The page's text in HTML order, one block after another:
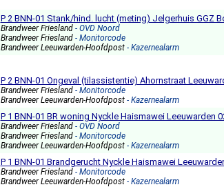
P 2 BNN-01 Stank/hind. lucht (meting) Jelgerhuis GGZ
Brandweer Friesland - OVD Noord
Brandweer Friesland - Monitorcode
Brandweer Leeuwarden-Hoofdpost - Kazernealarm
P 2 BNN-01 Ongeval (tilassistentie) Ahornstraat
Brandweer Friesland - Monitorcode
Brandweer Leeuwarden-Hoofdpost - Kazernealarm
P 1 BNN-01 BR woning Nyckle Haismawei Leeuwarden
Brandweer Friesland - OVD Noord
Brandweer Friesland - Monitorcode
Brandweer Leeuwarden-Hoofdpost - Kazernealarm
P 1 BNN-01 Brandgerucht Nyckle Haismawei
Brandweer Friesland - Monitorcode
Brandweer Leeuwarden-Hoofdpost - Kazernealarm